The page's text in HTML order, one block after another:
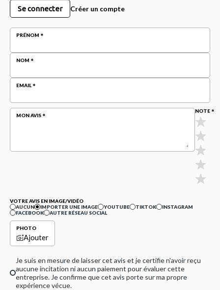
Se connecter
Créer un compte
PRÉNOM
NOM
EMAIL
MON AVIS
NOTE
VOTRE AVIS EN IMAGE/VIDÉO
AUCUN
IMPORTER UNE IMAGE YOUTUBE TIKTOK
INSTAGRAM
FACEBOOK
AUTRE RÉSEAU SOCIAL
PHOTO
Ajouter
Je suis en mesure de laisser cet avis et je certifie n'avoir reçu
aucune incitation ni aucun paiement pour évaluer cette
entreprise. Je confirme que cet avis porte sur ma propre
expérience vécue.